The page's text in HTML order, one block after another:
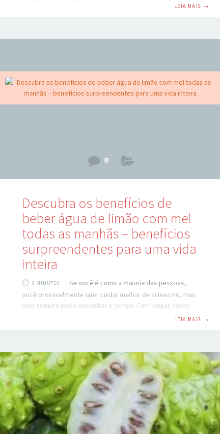
cardiovascular, relaxamento dos músculos, alívio de
natural deste suco tem sido
LEIA MAIS →
0
Descubra os benefícios de
beber água de limão com mel
todas as manhãs – benefícios
surpreendentes para uma vida
inteira
5 MINUTOS
Se você é como a maioria das pessoas,
você provavelmente quer cuidar melhor de si mesmo, mas
nem sempre pode encontrar o tempo. Com longas horas
de trabalho, uma viagem ocupada e cuidar de uma casa e
se você não tem muito tempo para fazê-lo. Beber água
com limão e mel todos os
LEIA MAIS →